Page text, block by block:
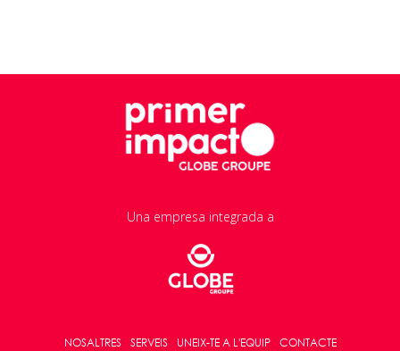
Una empresa integrada a
NOSALTRES SERVEIS UNEIX-TE A L'EQUIP CONTACTE